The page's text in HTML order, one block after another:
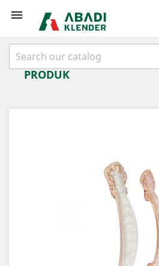

PRODUK